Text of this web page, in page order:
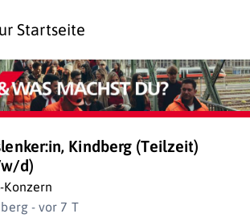
Startseite
Kindberg (Teilzeit)
d)
Konzern
- vor 7 T